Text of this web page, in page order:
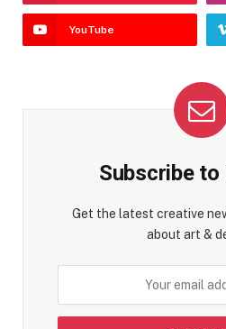
YouTube
Subscribe to
Get the latest creative
about art &